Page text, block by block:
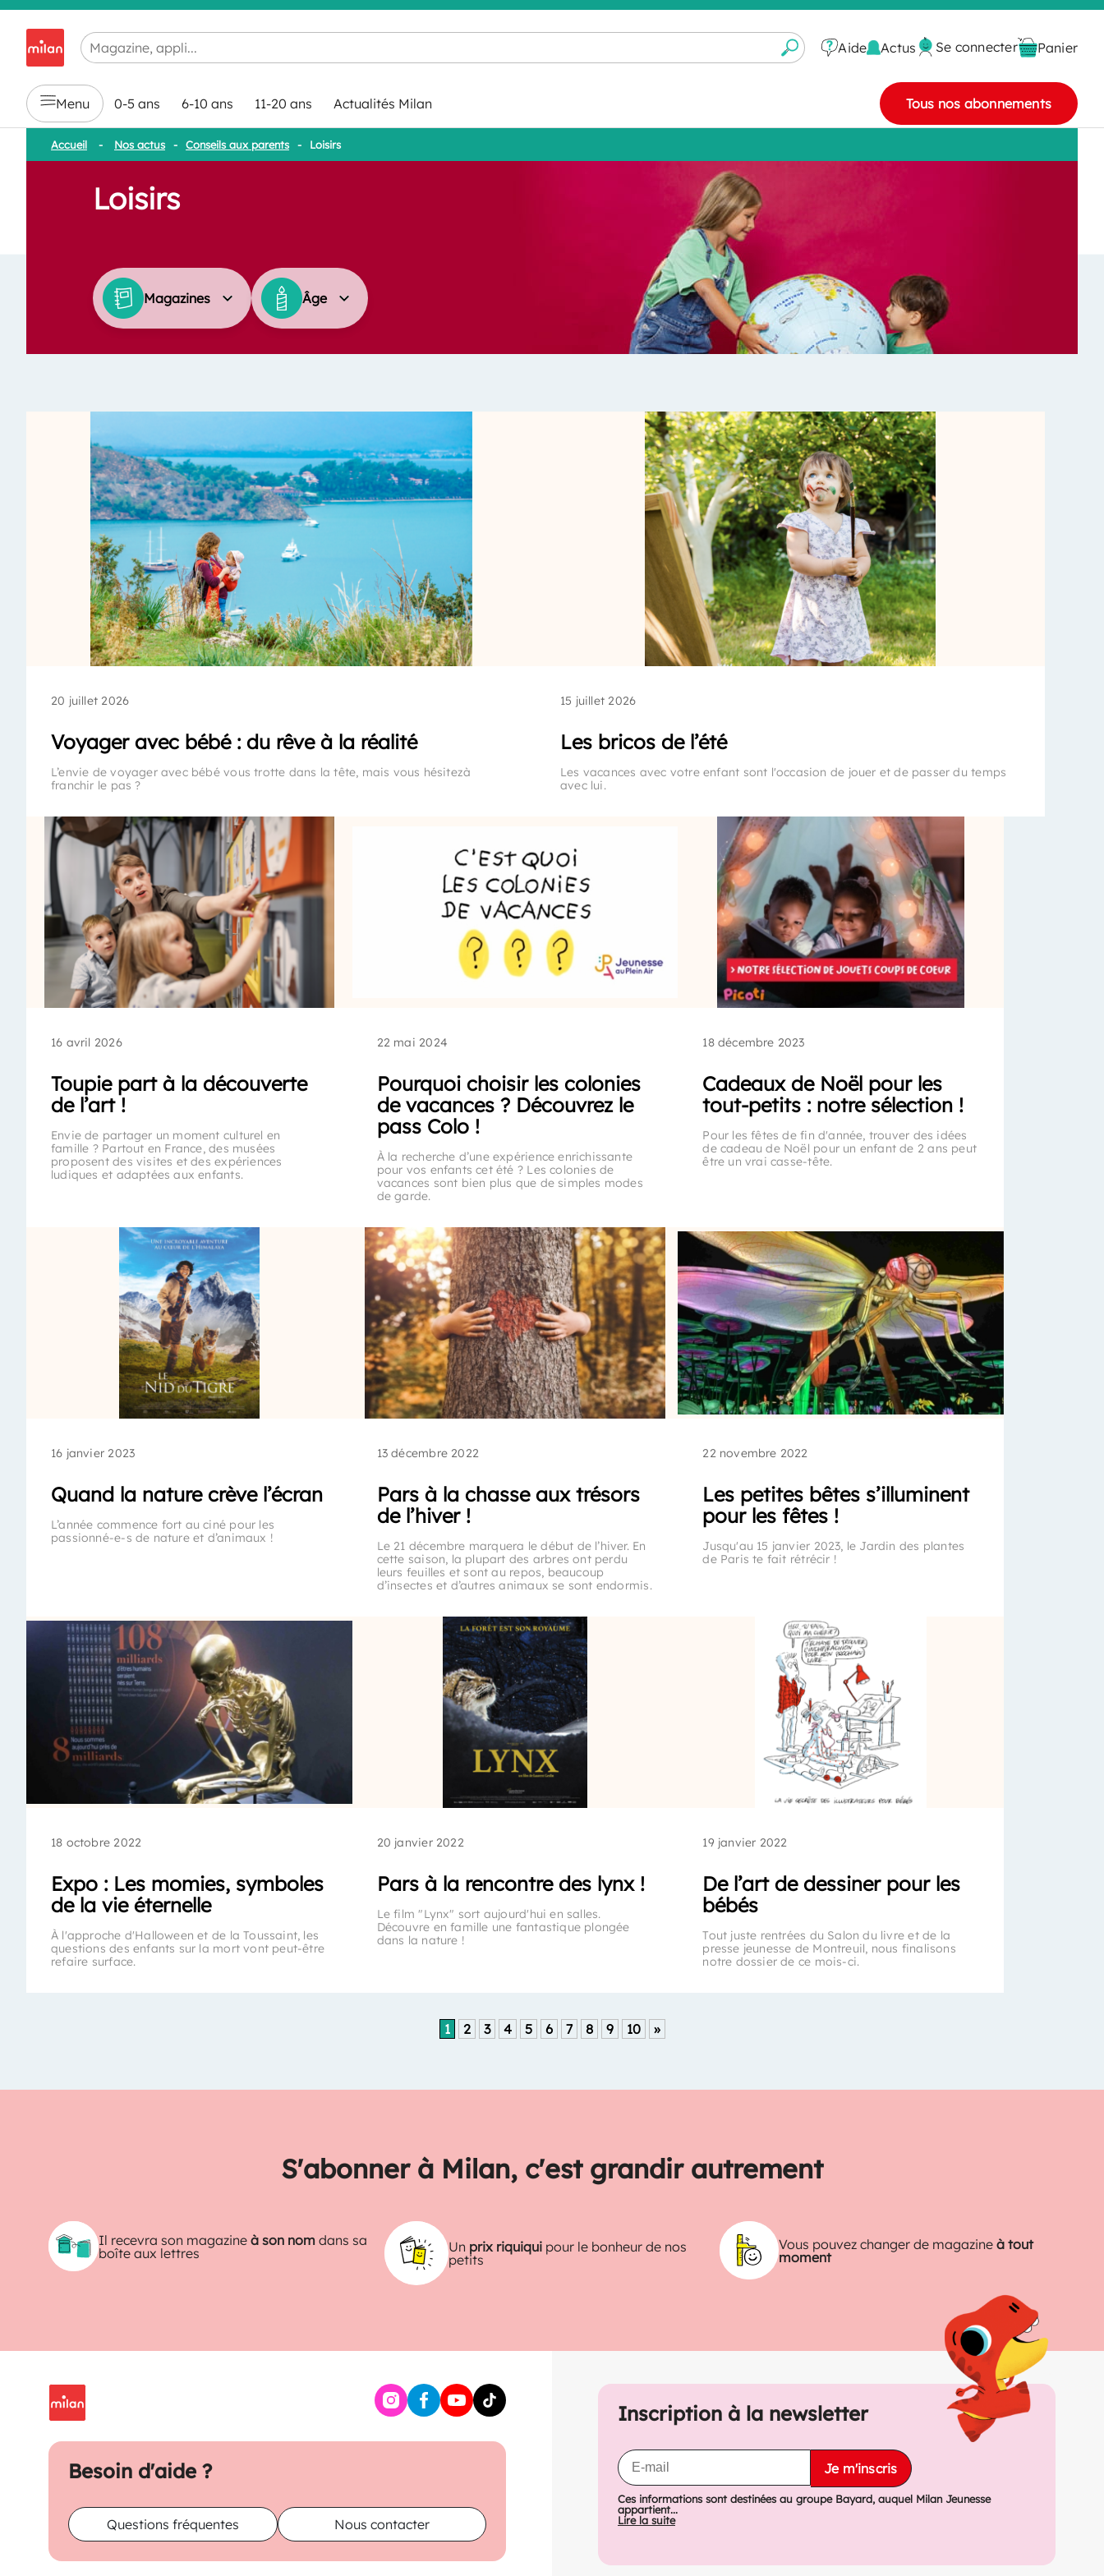
Chargement en cours...
Aide Actus Se connecter Panier
Menu 0-5 ans 6-10 ans 11-20 ans Actualités Milan Tous nos abonnements
Accueil - Nos actus - Conseils aux parents - Loisirs
Loisirs
Magazines Âge
20 juillet 2026
Voyager avec bébé : du rêve à la réalité
L’envie de voyager avec bébé vous trotte dans la tête, mais vous hésitezà
franchir le pas ?
15 juillet 2026
Les bricos de l’été
Les vacances avec votre enfant sont l'occasion de jouer et de passer du temps
avec lui.
16 avril 2026
Toupie part à la découverte
de l’art !
Envie de partager un moment culturel en
famille ? Partout en France, des musées
proposent des visites et des expériences
ludiques et adaptées aux enfants.
22 mai 2024
Pourquoi choisir les colonies
de vacances ? Découvrez le
pass Colo !
À la recherche d’une expérience enrichissante
pour vos enfants cet été ? Les colonies de
vacances sont bien plus que de simples modes
de garde.
18 décembre 2023
Cadeaux de Noël pour les
tout-petits : notre sélection !
Pour les fêtes de fin d'année, trouver des idées
de cadeau de Noël pour un enfant de 2 ans peut
être un vrai casse-tête.
16 janvier 2023
Quand la nature crève l’écran
L’année commence fort au ciné pour les
passionné-e-s de nature et d’animaux !
13 décembre 2022
Pars à la chasse aux trésors
de l’hiver !
Le 21 décembre marquera le début de l’hiver. En
cette saison, la plupart des arbres ont perdu
leurs feuilles et sont au repos, beaucoup
d’insectes et d’autres animaux se sont endormis.
22 novembre 2022
Les petites bêtes s’illuminent
pour les fêtes !
Jusqu'au 15 janvier 2023, le Jardin des plantes
de Paris te fait rétrécir !
18 octobre 2022
Expo : Les momies, symboles
de la vie éternelle
À l'approche d'Halloween et de la Toussaint, les
questions des enfants sur la mort vont peut-être
refaire surface.
20 janvier 2022
Pars à la rencontre des lynx !
Le film "Lynx" sort aujourd'hui en salles.
Découvre en famille une fantastique plongée
dans la nature !
19 janvier 2022
De l’art de dessiner pour les
bébés
Tout juste rentrées du Salon du livre et de la
presse jeunesse de Montreuil, nous finalisons
notre dossier de ce mois-ci.
1 2 3 4 5 6 7 8 9 10 »
S'abonner à Milan, c'est grandir autrement
Il recevra son magazineà son nom dans sa
boîte aux lettres
Un prix riquiqui pour le bonheur de nos
petits
Vous pouvez changer de magazine à tout
moment
Besoin d'aide ?
Questions fréquentes Nous contacter
Inscription à la newsletter
Je m'inscris
Ces informations sont destinées au groupe Bayard, auquel Milan Jeunesse
appartient...
Lire la suite